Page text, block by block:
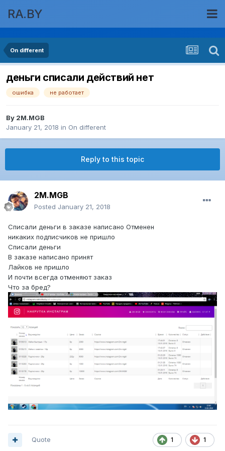
RA.BY
On different
деньги списали действий нет
ошибка не работает
By 2M.MGB
January 21, 2018 in On different
Reply to this topic
2M.MGB
Posted January 21, 2018
Списали деньги в заказе написано Отменен
никаких подписчиков не пришло
Списали деньги
В заказе написано принят
Лайков не пришло
И почти всегда отменяют заказ
Что за бред?
1 1
Quote